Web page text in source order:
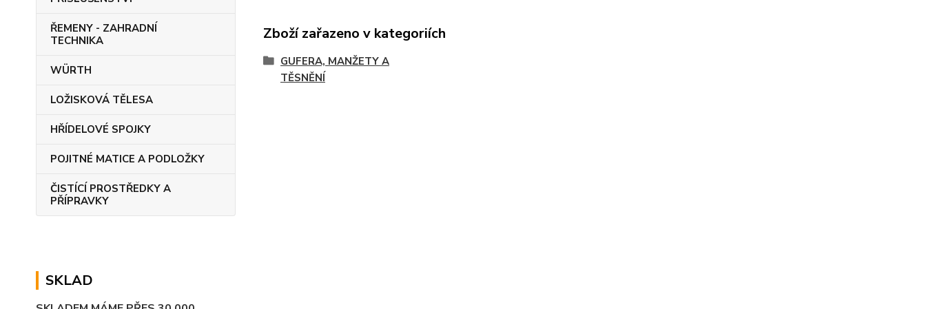
ŘEMENY - ZAHRADNÍ
TECHNIKA
WÜRTH
LOŽISKOVÁ TĚLESA
HŘÍDELOVÉ SPOJKY
POJITNÉ MATICE A PODLOŽKY
ČISTÍCÍ PROSTŘEDKY A
PŘÍPRAVKY
SKLAD
Zboží zařazeno v kategoriích
GUFERA, MANŽETY A
TĚSNĚNÍ